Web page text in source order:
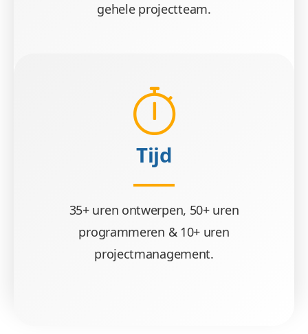
gehele projectteam.
Tijd
35+ uren ontwerpen, 50+ uren
programmeren & 10+ uren
projectmanagement.